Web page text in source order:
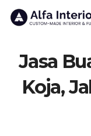
Jasa
Koja,